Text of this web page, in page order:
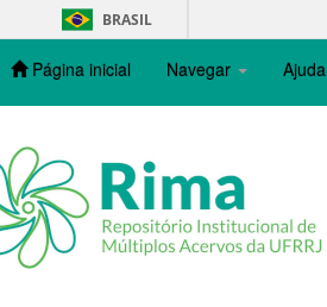
BRASIL
Página inicial Navegar Ajuda